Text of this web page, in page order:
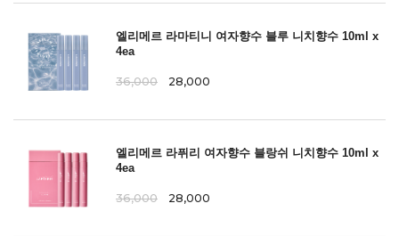
엘리메르 라마티니 여자향수 블루 니치향수 10ml x
4ea
36,000 28,000
엘리메르 라퓌리 여자향수 블랑쉬 니치향수 10ml x
4ea
36,000 28,000